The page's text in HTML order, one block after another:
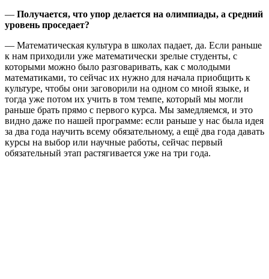
— Получается, что упор делается на олимпиады, а средний
уровень проседает?
— Математическая культура в школах падает, да. Если раньше
к нам приходили уже математически зрелые студенты, с
которыми можно было разговаривать, как с молодыми
математиками, то сейчас их нужно для начала приобщить к
культуре, чтобы они заговорили на одном со мной языке, и
тогда уже потом их учить в том темпе, который мы могли
раньше брать прямо с первого курса. Мы замедляемся, и это
видно даже по нашей программе: если раньше у нас была идея
за два года научить всему обязательному, а ещё два года давать
курсы на выбор или научные работы, сейчас первый
обязательный этап растягивается уже на три года.